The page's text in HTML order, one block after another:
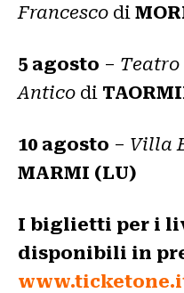
Francesco di
5 agosto – Teatro
Antico di
10 agosto – Villa
MARMI (LU)
I biglietti per i
disponibili in